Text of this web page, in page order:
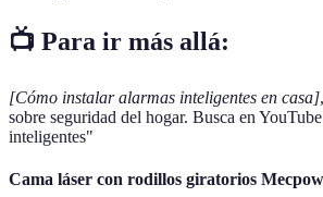
📺 Para ir más allá:
[Cómo instalar alarmas inteligentes en casa]
sobre seguridad del hogar. Busca en
inteligentes"
Cama láser con rodillos giratorios